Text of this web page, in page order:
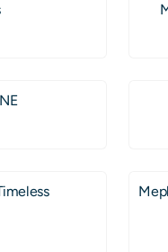
Mephisto